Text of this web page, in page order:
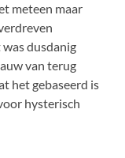
meteen maar
dusdanig
van terug
het gebaseerd is
hysterisch